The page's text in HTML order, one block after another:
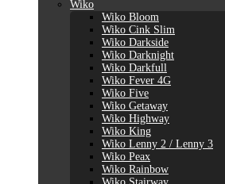
Wiko
Wiko Bloom
Wiko Cink Slim
Wiko Darkside
Wiko Darknight
Wiko Darkfull
Wiko Fever 4G
Wiko Five
Wiko Getaway
Wiko Highway
Wiko King
Wiko Lenny 2 / Lenny 3
Wiko Peax
Wiko Rainbow